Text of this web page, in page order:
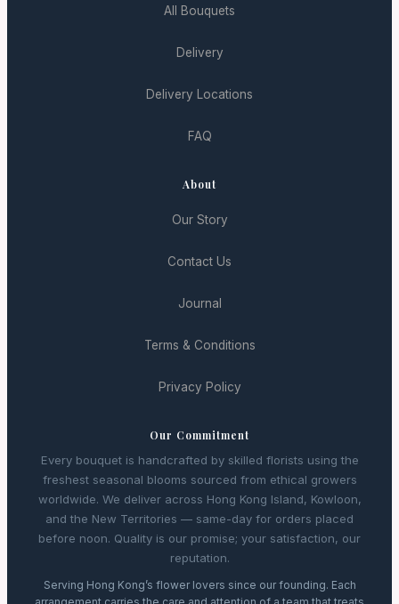
All Bouquets
Delivery
Delivery Locations
FAQ
About
Our Story
Contact Us
Journal
Terms & Conditions
Privacy Policy
Our Commitment
Every bouquet is handcrafted by skilled florists using the
freshest seasonal blooms sourced from ethical growers
worldwide. We deliver across Hong Kong Island, Kowloon,
and the New Territories — same-day for orders placed
before noon. Quality is our promise; your satisfaction, our
reputation.
Serving Hong Kong’s flower lovers since our founding. Each